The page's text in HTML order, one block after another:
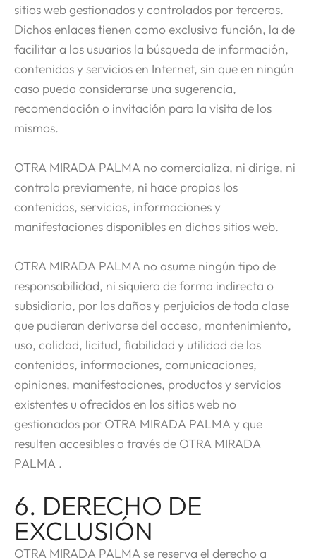
sitios web gestionados y controlados por terceros.
Dichos enlaces tienen como exclusiva función, la de
facilitar a los usuarios la búsqueda de información,
contenidos y servicios en Internet, sin que en ningún
caso pueda considerarse una sugerencia,
recomendación o invitación para la visita de los
mismos.
OTRA MIRADA PALMA no comercializa, ni dirige, ni
controla previamente, ni hace propios los
contenidos, servicios, informaciones y
manifestaciones disponibles en dichos sitios web.
OTRA MIRADA PALMA no asume ningún tipo de
responsabilidad, ni siquiera de forma indirecta o
subsidiaria, por los daños y perjuicios de toda clase
que pudieran derivarse del acceso, mantenimiento,
uso, calidad, licitud, fiabilidad y utilidad de los
contenidos, informaciones, comunicaciones,
opiniones, manifestaciones, productos y servicios
existentes u ofrecidos en los sitios web no
gestionados por OTRA MIRADA PALMA y que
resulten accesibles a través de OTRA MIRADA
PALMA .
6. DERECHO DE
EXCLUSIÓN
OTRA MIRADA PALMA se reserva el derecho a